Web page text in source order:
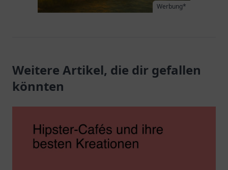
Werbung*
Weitere Artikel, die dir gefallen
könnten